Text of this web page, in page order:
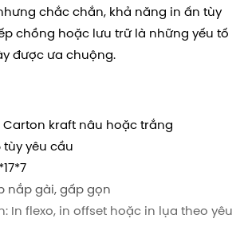
chắc chắn, khả năng in ấn tùy
chồng hoặc lưu trữ là những yếu tố
được ưa chuộng.
Carton kraft nâu hoặc trắng
tùy yêu cầu
nắp gài, gấp gọn
In flexo, in offset hoặc in lụa theo yêu